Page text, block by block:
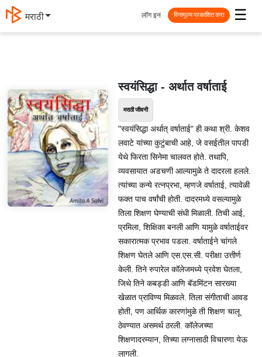
मराठी ☰
लॉग इन विनामूल्य प्रकाशित करा
स्वयंसिद्धा - अर्थात वर्षाताई
मराठी जीवनी
"स्वयंसिद्धा अर्थात् वर्षाताई" ही कथा श्री. केशव
लवाटे यांच्या कुटुंबाची आहे, जे वसईतील पापडी
येथे फिरता सिनेमा चालवत होते. तथापि,
व्यवसायात अडचणी आल्यामुळे ते दादरला हलले.
त्यांच्या कन्ये रत्नप्रभा, म्हणजे वर्षाताई, त्यावेळी
फक्त पाच वर्षांची होती. दादरमध्ये वसल्यामुळे
तिला शिक्षण घेण्याची संधी मिळाली. तिची आई,
प्रमिला, शिक्षिका बनली आणि यामुळे वर्षाताईवर
सकारात्मक प्रभाव पडला. वर्षाताईने चांगले
शिक्षण घेतले आणि एस.एस.सी. परीक्षा उत्तीर्ण
केली. तिने रुपारेल कॉलेजमध्ये प्रवेश घेतला,
जिथे तिने कबड्डी आणि बॅडमिंटन सारख्या
खेळात प्राविण्य मिळवले. तिला संगीताची आवड
होती, पण आर्थिक कारणांमुळे ती शिक्षण चालू
ठेवण्यात असमर्थ ठरली. कॉलेजच्या
शिक्षणादरम्यान, तिच्या लग्नासाठी विचारणा येऊ
लागली.